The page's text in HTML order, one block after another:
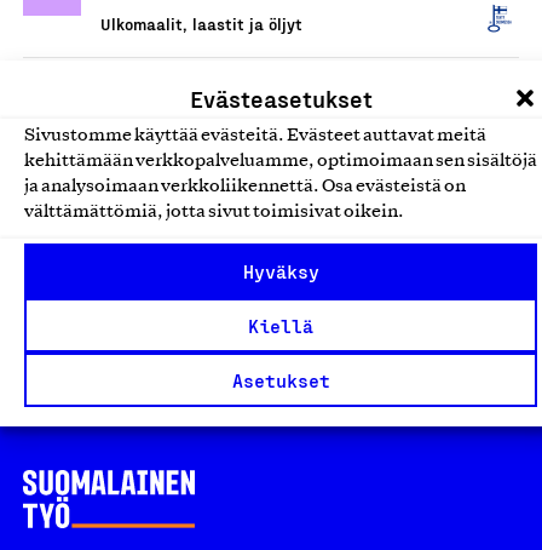
Evästeasetukset
Sivustomme käyttää evästeitä. Evästeet auttavat meitä
kehittämään verkkopalveluamme, optimoimaan sen sisältöjä
ja analysoimaan verkkoliikennettä. Osa evästeistä on
välttämättömiä, jotta sivut toimisivat oikein.
Hyväksy
Kiellä
Asetukset
Ulkomaalit, laastit ja öljyt
Panssarimaali
Ulkomaalit, laastit ja öljyt
Pika-Teho